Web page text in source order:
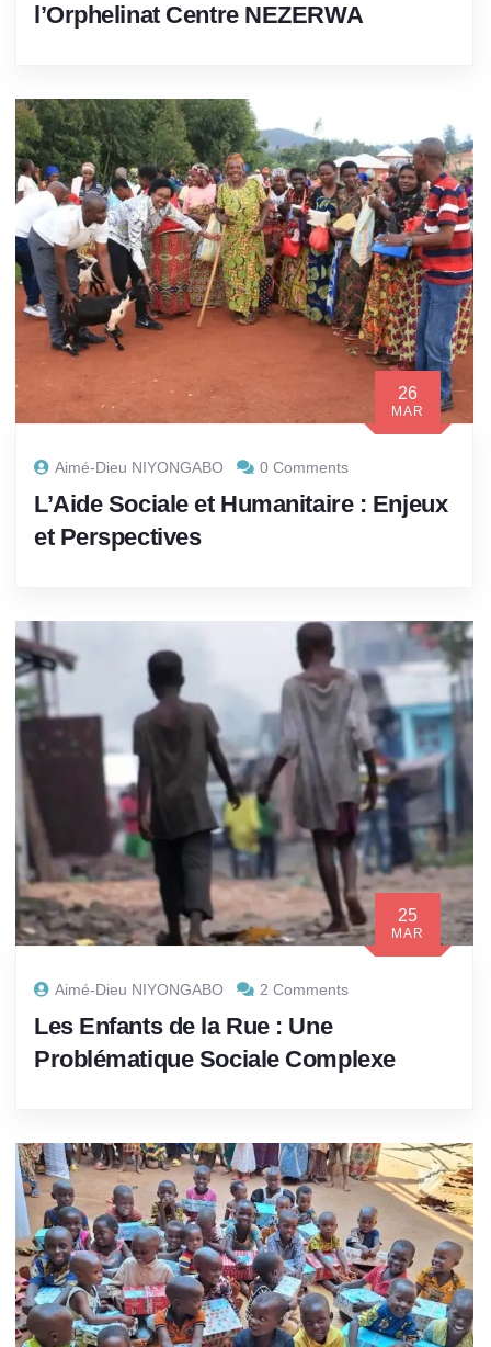
l’Orphelinat Centre NEZERWA
26
MAR
Aimé-Dieu NIYONGABO 0 Comments
L’Aide Sociale et Humanitaire : Enjeux
et Perspectives
25
MAR
Aimé-Dieu NIYONGABO 2 Comments
Les Enfants de la Rue : Une
Problématique Sociale Complexe